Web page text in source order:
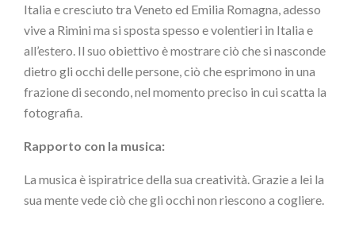
Italia e cresciuto tra Veneto ed Emilia Romagna, adesso
vive a Rimini ma si sposta spesso e volentieri in Italia e
all’estero. Il suo obiettivo è mostrare ciò che si nasconde
dietro gli occhi delle persone, ciò che esprimono in una
frazione di secondo, nel momento preciso in cui scatta la
fotografia.
Rapporto con la musica:
La musica è ispiratrice della sua creatività. Grazie a lei la
sua mente vede ciò che gli occhi non riescono a cogliere.